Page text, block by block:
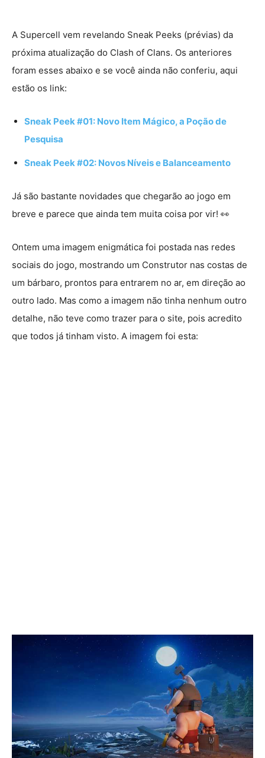
A Supercell vem revelando Sneak Peeks (prévias) da
próxima atualização do Clash of Clans. Os anteriores
foram esses abaixo e se você ainda não conferiu, aqui
estão os link:
Sneak Peek #01: Novo Item Mágico, a Poção de
Pesquisa
Sneak Peek #02: Novos Níveis e Balanceamento
Já são bastante novidades que chegarão ao jogo em
breve e parece que ainda tem muita coisa por vir! 👀
Ontem uma imagem enigmática foi postada nas redes
sociais do jogo, mostrando um Construtor nas costas de
um bárbaro, prontos para entrarem no ar, em direção ao
outro lado. Mas como a imagem não tinha nenhum outro
detalhe, não teve como trazer para o site, pois acredito
que todos já tinham visto. A imagem foi esta: